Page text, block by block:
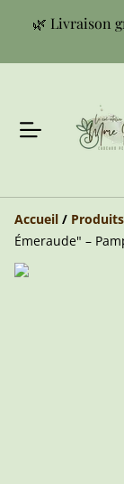
🌿 Livraison
Accueil / Produits
Émeraude" –